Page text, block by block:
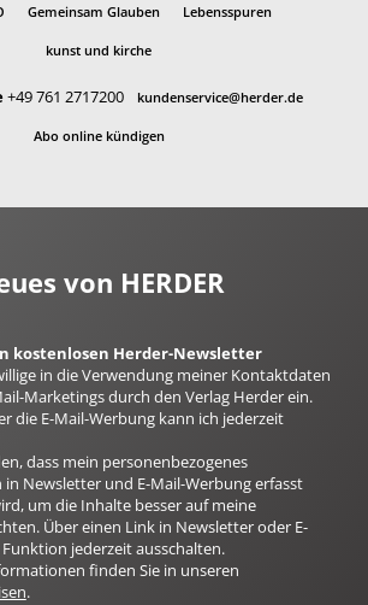
Gemeinsam Glauben Lebensspuren
kunst und kirche
+49 761 2717200 kundenservice@herder.de
Abo online kündigen
von HERDER
kostenlosen Herder-Newsletter
in die Verwendung meiner Kontaktdaten
Marketings durch den Verlag Herder ein.
die E-Mail-Werbung kann ich jederzeit
dass mein personenbezogenes
Newsletter und E-Mail-Werbung erfasst
um die Inhalte besser auf meine
Über einen Link in Newsletter oder E-
jederzeit ausschalten.
finden Sie in unseren
.